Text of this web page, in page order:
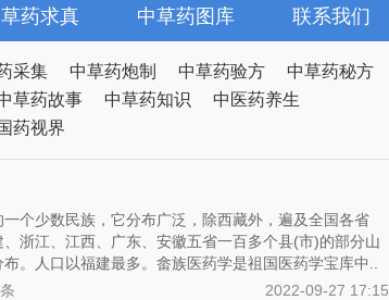
药求真 中草药图库 联系我们
采集 中草药炮制 中草药验方
中草药秘方
草药故事 中草药知识
中医药养生
药视界
个少数民族，它分布广泛，除西藏外，遍及全国各省
浙江、江西、广东、安徽五省一百多个县(市)的部分山
。人口以福建最多。畲族医药学是祖国医药学宝库中..
条 2022-09-27 17:15